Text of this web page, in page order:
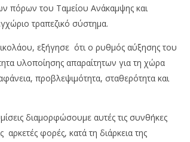
πόρων του Ταμείου Ανάκαμψης και
τραπεζικό σύστημα.
εξήγησε ότι ο ρυθμός αύξησης του
υλοποίησης απαραίτητων για τη χώρα
προβλεψιμότητα, σταθερότητα και
διαμορφώσουμε αυτές τις συνθήκες
φορές, κατά τη διάρκεια της